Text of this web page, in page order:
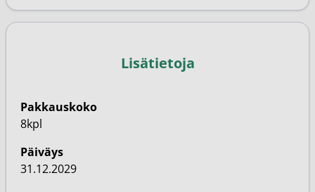
Lisätietoja
Pakkauskoko
8kpl
Päiväys
31.12.2029